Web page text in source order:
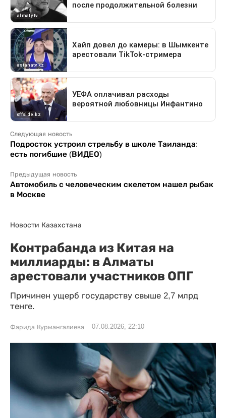
Следующая новость
Подросток устроил стрельбу в школе Таиланда:
есть погибшие (ВИДЕО)
Предыдущая новость
Автомобиль с человеческим скелетом нашел рыбак
в Москве
Новости Казахстана
Контрабанда из Китая на
миллиарды: в Алматы
арестовали участников ОПГ
Причинен ущерб государству свыше 2,7 млрд
тенге.
Фарида Курмангалиева 07.08.2026, 22:10